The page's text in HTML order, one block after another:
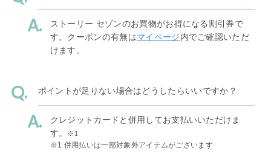
ストーリー セゾンのお買物がお得になる割引券で
す。クーポンの有無はマイページ内でご確認いただ
けます。
ポイントが足りない場合はどうしたらいいですか？
クレジットカードと併用してお支払いいただけま
す。
※1
※1 併用払いは一部対象外アイテムがございます